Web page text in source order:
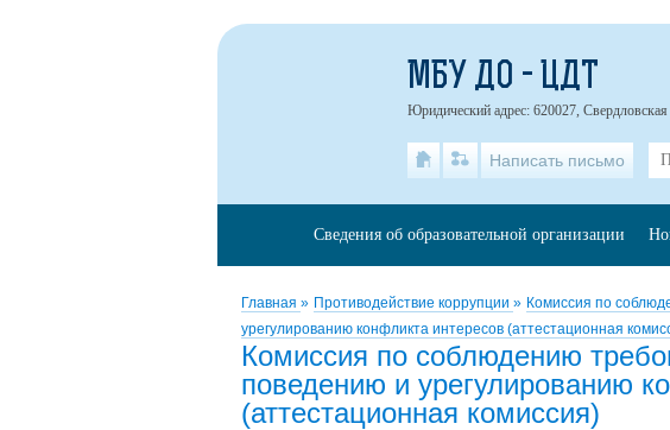
Главная » Противодействие коррупции » Комиссия по
урегулированию конфликта интересов (аттестационная
Комиссия по соблюдению
поведению и урегулированию
(аттестационная комиссия)
МБУ ДО - ЦДТ
Юридический адрес: 620027,
Написать письмо
Сведения об образовательной организации